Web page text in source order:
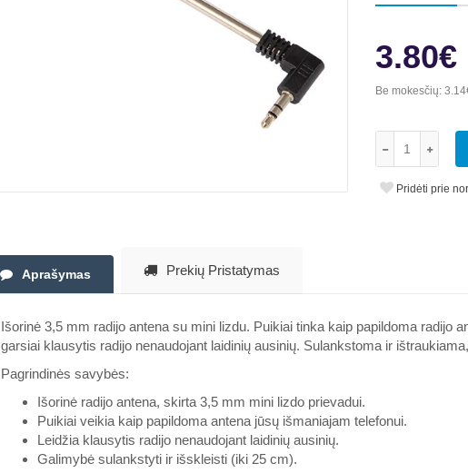
3.80€
Be mokesčių:
Pridėti prie
Aprašymas Prekių Pristatymas
Išorinė 3,5 mm radijo antena su mini lizdu. Puikiai tinka kaip papildoma radijo
garsiai klausytis radijo nenaudojant laidinių ausinių. Sulankstoma ir
Pagrindinės savybės:
Išorinė radijo antena, skirta 3,5 mm mini lizdo prievadui.
Puikiai veikia kaip papildoma antena jūsų išmaniajam telefonui.
Leidžia klausytis radijo nenaudojant laidinių ausinių.
Galimybė sulankstyti ir išskleisti (iki 25 cm).